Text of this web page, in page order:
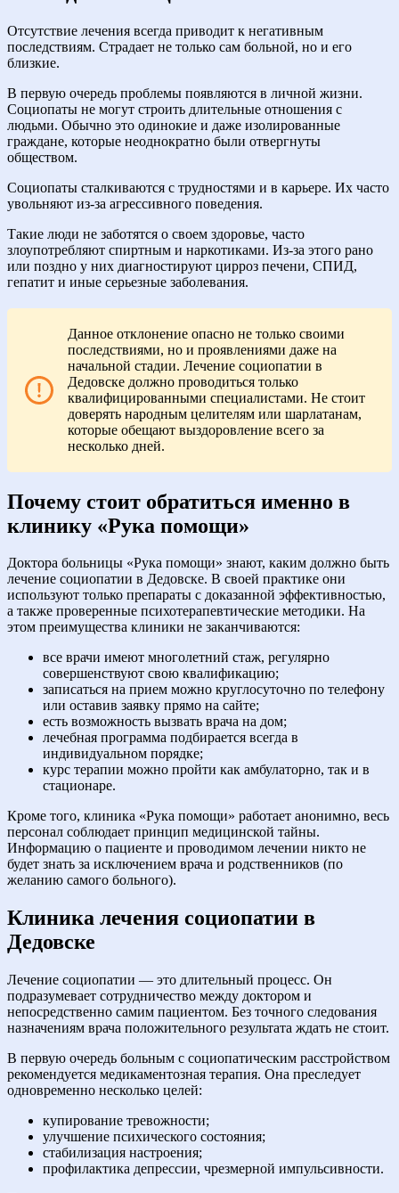
Отсутствие лечения всегда приводит к негативным
последствиям. Страдает не только сам больной, но и его
близкие.
В первую очередь проблемы появляются в личной жизни.
Социопаты не могут строить длительные отношения с
людьми. Обычно это одинокие и даже изолированные
граждане, которые неоднократно были отвергнуты
обществом.
Социопаты сталкиваются с трудностями и в карьере. Их часто
увольняют из-за агрессивного поведения.
Такие люди не заботятся о своем здоровье, часто
злоупотребляют спиртным и наркотиками. Из-за этого рано
или поздно у них диагностируют цирроз печени, СПИД,
гепатит и иные серьезные заболевания.
Данное отклонение опасно не только своими
последствиями, но и проявлениями даже на
начальной стадии. Лечение социопатии в
Дедовске должно проводиться только
квалифицированными специалистами. Не стоит
доверять народным целителям или шарлатанам,
которые обещают выздоровление всего за
несколько дней.
Почему стоит обратиться именно в
клинику «Рука помощи»
Доктора больницы «Рука помощи» знают, каким должно быть
лечение социопатии в Дедовске. В своей практике они
используют только препараты с доказанной эффективностью,
а также проверенные психотерапевтические методики. На
этом преимущества клиники не заканчиваются:
все врачи имеют многолетний стаж, регулярно
совершенствуют свою квалификацию;
записаться на прием можно круглосуточно по телефону
или оставив заявку прямо на сайте;
есть возможность вызвать врача на дом;
лечебная программа подбирается всегда в
индивидуальном порядке;
курс терапии можно пройти как амбулаторно, так и в
стационаре.
Кроме того, клиника «Рука помощи» работает анонимно, весь
персонал соблюдает принцип медицинской тайны.
Информацию о пациенте и проводимом лечении никто не
будет знать за исключением врача и родственников (по
желанию самого больного).
Клиника лечения социопатии в
Дедовске
Лечение социопатии — это длительный процесс. Он
подразумевает сотрудничество между доктором и
непосредственно самим пациентом. Без точного следования
назначениям врача положительного результата ждать не стоит.
В первую очередь больным с социопатическим расстройством
рекомендуется медикаментозная терапия. Она преследует
одновременно несколько целей:
купирование тревожности;
улучшение психического состояния;
стабилизация настроения;
профилактика депрессии, чрезмерной импульсивности.